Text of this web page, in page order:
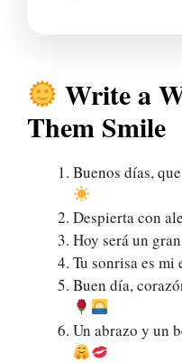
Write a
Them Smile
Buenos días,
Despierta con
Hoy será un
Tu sonrisa es mi
Buen día,
Un abrazo y un